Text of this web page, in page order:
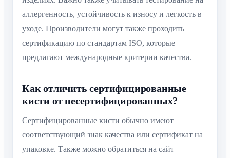
аллергенность, устойчивость к износу и легкость в
уходе. Производители могут также проходить
сертификацию по стандартам ISO, которые
предлагают международные критерии качества.
Как отличить сертифицированные
кисти от несертифицированных?
Сертифицированные кисти обычно имеют
соответствующий знак качества или сертификат на
упаковке. Также можно обратиться на сайт